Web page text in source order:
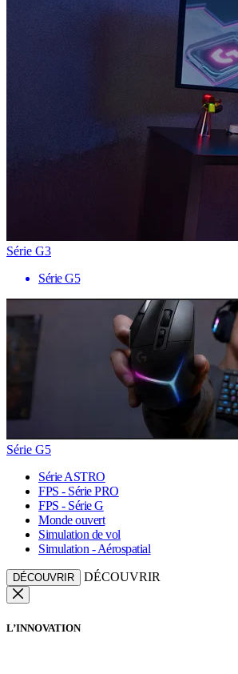
Série G3
Série G5
Série G5
Série ASTRO
FPS - Série PRO
FPS - Série G
Monde ouvert
Simulation de vol
Simulation - Aérospatial
DÉCOUVRIR DÉCOUVRIR
L’INNOVATION